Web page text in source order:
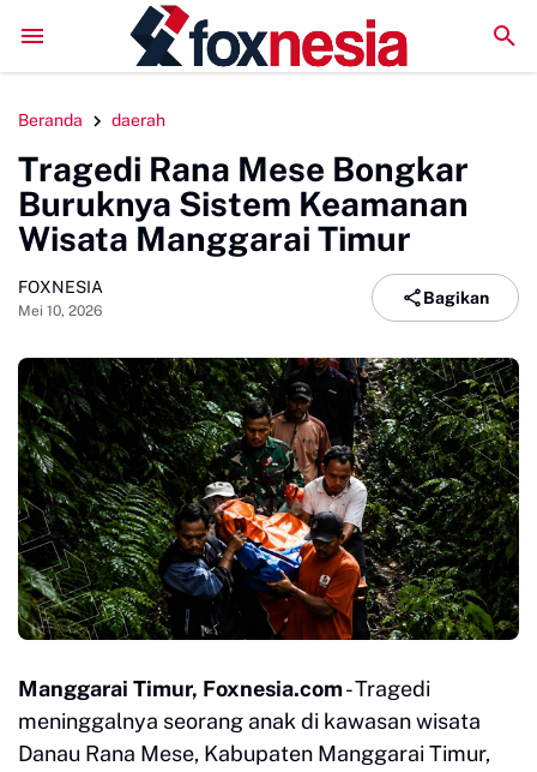
DPRD Sinjai Temui DPRD Morowali Bahas Penanganan
Beranda daerah
Tragedi Rana Mese Bongkar
Buruknya Sistem Keamanan
Wisata Manggarai Timur
FOXNESIA
Mei 10, 2026
Bagikan
Manggarai Timur, Foxnesia.com- Tragedi
meninggalnya seorang anak di kawasan wisata
Danau Rana Mese, Kabupaten Manggarai Timur,